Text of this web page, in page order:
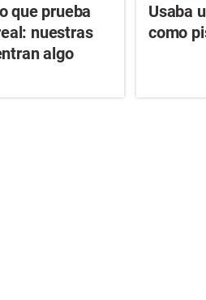
que prueba
nuestras
algo
Usaba
como